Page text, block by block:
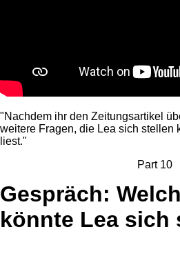
"Nachdem ihr den Zeitungsartikel
weitere Fragen, die Lea sich stellen
liest."
Part 10
Gespräch:
könnte Lea sich